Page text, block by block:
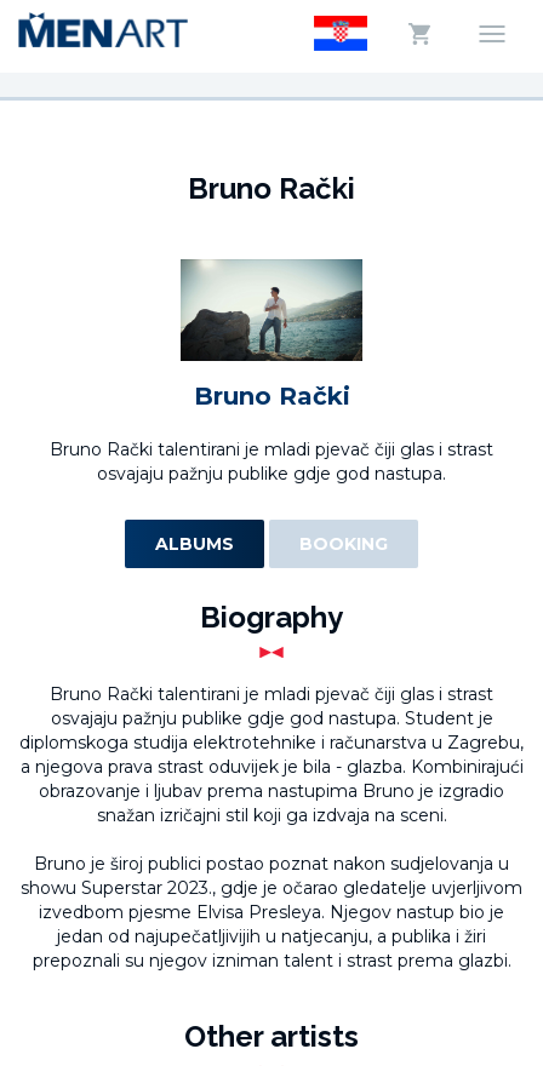
Bruno Rački
Bruno Rački
Bruno Rački talentirani je mladi pjevač čiji glas i strast
osvajaju pažnju publike gdje god nastupa.
ALBUMS BOOKING
Biography
Bruno Rački talentirani je mladi pjevač čiji glas i strast
osvajaju pažnju publike gdje god nastupa. Student je
diplomskoga studija elektrotehnike i računarstva u Zagrebu,
a njegova prava strast oduvijek je bila - glazba. Kombinirajući
obrazovanje i ljubav prema nastupima Bruno je izgradio
snažan izričajni stil koji ga izdvaja na sceni.
Bruno je široj publici postao poznat nakon sudjelovanja u
showu Superstar 2023., gdje je očarao gledatelje uvjerljivom
izvedbom pjesme Elvisa Presleya. Njegov nastup bio je
jedan od najupečatljivijih u natjecanju, a publika i žiri
prepoznali su njegov izniman talent i strast prema glazbi.
Other artists